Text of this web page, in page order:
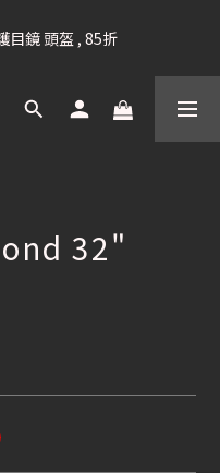
費] (大型貨品除外)
目鏡 頭盔 , 85折
雪手套, 滑雪襪, 滑雪板袋,
費] (大型貨品除外)
32"